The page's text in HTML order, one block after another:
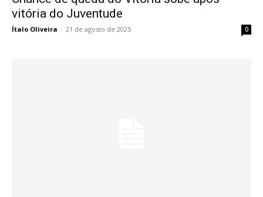
vitória do Juventude
Ítalo Oliveira - 21 de agosto de 2025 0